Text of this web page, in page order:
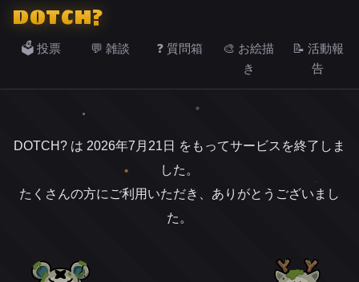
DOTCH?
🗳️ 投票 💬 雑談 ❓ 質問箱
🎨 お絵描
き
📝 活動報
告
DOTCH? は 2026年7月21日 をもってサービスを終了しま
した。
たくさんの方にご利用いただき、ありがとうございまし
た。